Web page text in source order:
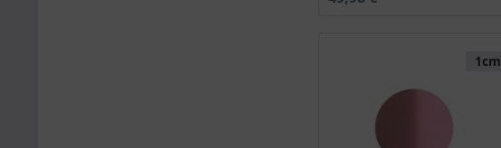
1cm